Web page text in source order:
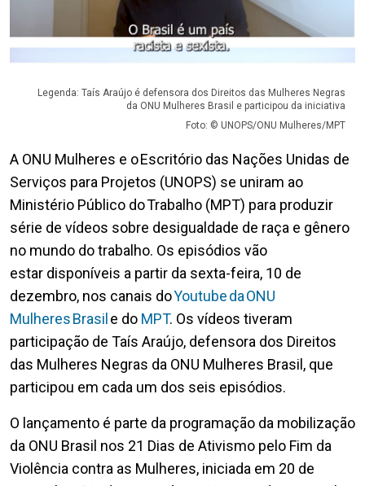
Legenda: Taís Araújo é defensora dos Direitos das Mulheres Negras
da ONU Mulheres Brasil e participou da iniciativa
Foto: © UNOPS/ONU Mulheres/MPT
A ONU Mulheres e o Escritório das Nações Unidas de
Serviços para Projetos (UNOPS) se uniram ao
Ministério Público do Trabalho (MPT) para produzir
série de vídeos sobre desigualdade de raça e gênero
no mundo do trabalho. Os episódios vão
estar disponíveis a partir da sexta-feira, 10 de
dezembro, nos canais doYoutube da ONU
Mulheres Brasile do MPT. Os vídeos tiveram
participação de Taís Araújo, defensora dos Direitos
das Mulheres Negras da ONU Mulheres Brasil, que
participou em cada um dos seis episódios.
O lançamento é parte da programação da mobilização
da ONU Brasil nos 21 Dias de Ativismo pelo Fim da
Violência contra as Mulheres, iniciada em 20 de